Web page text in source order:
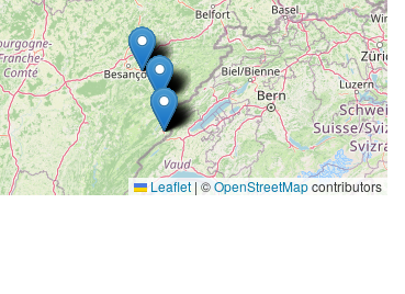
Leaflet | ©OpenStreetMapcontributors